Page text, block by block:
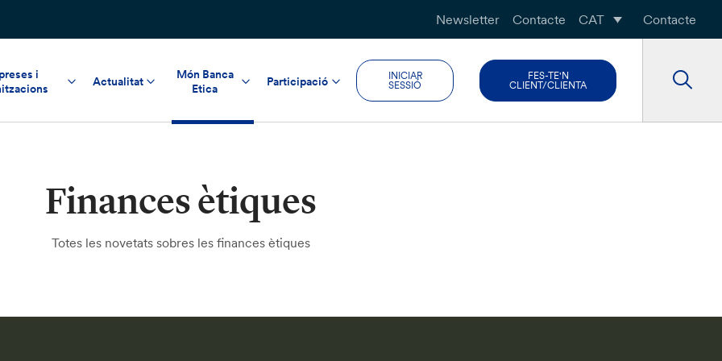
Newsletter Contacte CAT Contacte
i
Actualitat
Món Banca
Etica
Participació
INICIAR
SESSIÓ
FES-TE'N
CLIENT/CLIENTA
Finances ètiques
Totes les novetats sobres les finances ètiques